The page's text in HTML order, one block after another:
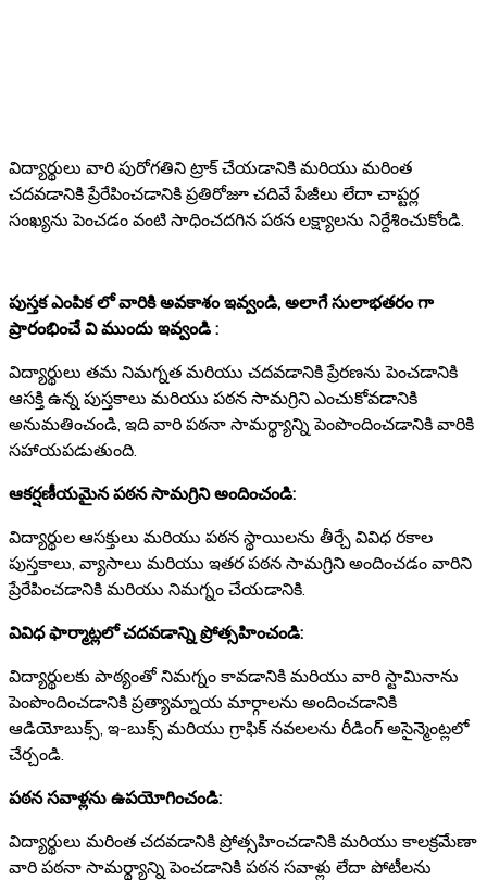
విద్యార్థులు వారి పురోగతిని ట్రాక్ చేయడానికి మరియు మరింత
చదవడానికి ప్రేరేపించడానికి ప్రతిరోజూ చదివే పేజీలు లేదా చాప్టర్ల
సంఖ్యను పెంచడం వంటి సాధించదగిన పఠన లక్ష్యాలను నిర్దేశించుకోండి.
పుస్తక ఎంపిక లో వారికి అవకాశం ఇవ్వండి, అలాగే సులాభతరం గా
ప్రారంభించే వి ముందు ఇవ్వండి :
విద్యార్థులు తమ నిమగ్నత మరియు చదవడానికి ప్రేరణను పెంచడానికి
ఆసక్తి ఉన్న పుస్తకాలు మరియు పఠన సామగ్రిని ఎంచుకోవడానికి
అనుమతించండి, ఇది వారి పఠనా సామర్థ్యాన్ని పెంపొందించడానికి వారికి
సహాయపడుతుంది.
ఆకర్షణీయమైన పఠన సామగ్రిని అందించండి:
విద్యార్థుల ఆసక్తులు మరియు పఠన స్థాయిలను తీర్చే వివిధ రకాల
పుస్తకాలు, వ్యాసాలు మరియు ఇతర పఠన సామగ్రిని అందించడం వారిని
ప్రేరేపించడానికి మరియు నిమగ్నం చేయడానికి.
వివిధ ఫార్మాట్లలో చదవడాన్ని ప్రోత్సహించండి:
విద్యార్థులకు పాఠ్యంతో నిమగ్నం కావడానికి మరియు వారి స్టామినాను
పెంపొందించడానికి ప్రత్యామ్నాయ మార్గాలను అందించడానికి
ఆడియోబుక్స్, ఇ-బుక్స్ మరియు గ్రాఫిక్ నవలలను రీడింగ్ అసైన్మెంట్లలో
చేర్చండి.
పఠన సవాళ్లను ఉపయోగించండి:
విద్యార్థులు మరింత చదవడానికి ప్రోత్సహించడానికి మరియు కాలక్రమేణా
వారి పఠనా సామర్థ్యాన్ని పెంచడానికి పఠన సవాళ్లు లేదా పోటీలను